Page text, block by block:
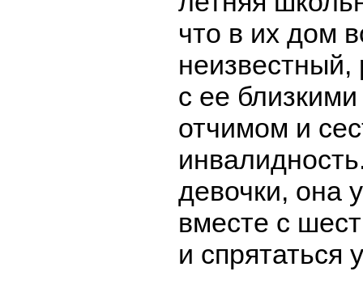
что в их дом
с ее
отчимом и
девочки, она
вместе с
и спрятаться